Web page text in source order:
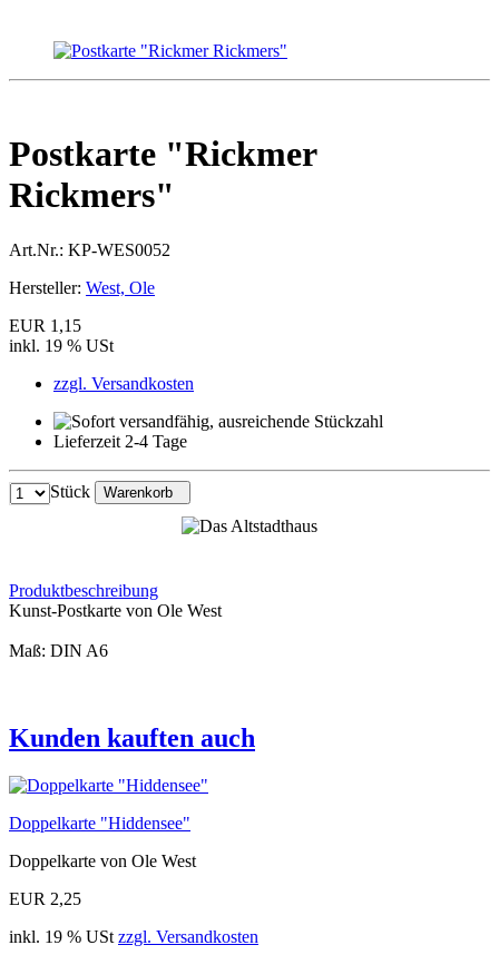
Postkarte "Rickmer
Rickmers"
Art.Nr.: KP-WES0052
Hersteller: West, Ole
EUR 1,15
inkl. 19 % USt
zzgl. Versandkosten
Lieferzeit 2-4 Tage
Stück Warenkorb
Produktbeschreibung
Kunst-Postkarte von Ole West
Maß: DIN A6
Kunden kauften auch
Doppelkarte "Hiddensee"
Doppelkarte von Ole West
EUR 2,25
inkl. 19 % USt zzgl. Versandkosten